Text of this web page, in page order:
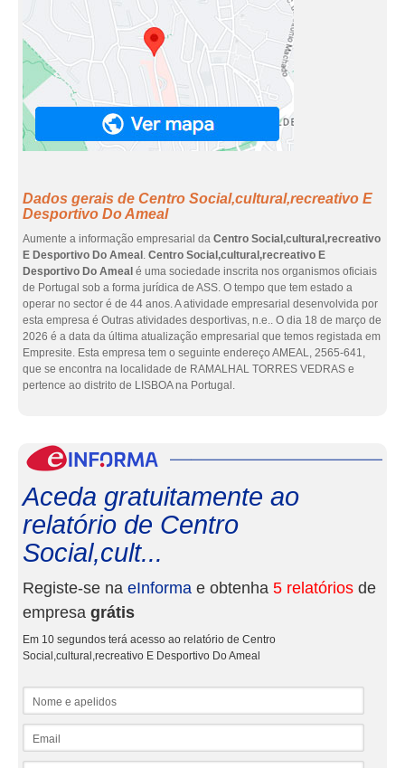
Dados gerais de Centro Social,cultural,recreativo E
Desportivo Do Ameal
Aumente a informação empresarial da Centro Social,cultural,recreativo
E Desportivo Do Ameal . Centro Social,cultural,recreativo E
Desportivo Do Ameal é uma sociedade inscrita nos organismos oficiais
de Portugal sob a forma jurídica de ASS. O tempo que tem estado a
operar no sector é de 44 anos. A atividade empresarial desenvolvida por
esta empresa é Outras atividades desportivas, n.e.. O dia 18 de março de
2026 é a data da última atualização empresarial que temos registada em
Empresite. Esta empresa tem o seguinte endereço AMEAL, 2565-641,
que se encontra na localidade de RAMALHAL TORRES VEDRAS e
pertence ao distrito de LISBOA na Portugal.
Aceda gratuitamente ao
relatório de Centro
Social,cult...
Registe-se na eInforma e obtenha 5 relatórios de
empresa grátis
Em 10 segundos terá acesso ao relatório de Centro
Social,cultural,recreativo E Desportivo Do Ameal